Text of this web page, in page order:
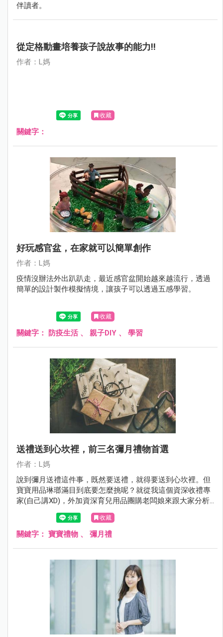
伴讀者。
從定格動畫培養孩子說故事的能力!!
作者：L媽
收藏
關鍵字：
好玩感官盆，在家就可以簡單創作
作者：L媽
疫情沒辦法外出趴趴走，最近感官盆開始越來越流行，透過
簡單的設計製作模擬情境，讓孩子可以透過五感學習。
收藏
關鍵字： 防疫生活、 親子DIY 、 學習
送禮送到心坎裡，前三名彌月禮物首選
作者：L媽
說到彌月送禮這件事，既然要送禮，就得要送到心坎裡。但
寶寶用品琳瑯滿目到底要怎麼挑呢？就從我這個資深收禮專
家(自己講XD)，外加資深育兒用品團購老闆娘來跟大家分析
一下吧！好的禮物可以增進關係，不管用多久，讓對方看到
您的禮物就會心存感激。不好的禮物，除了會增加對方的困
擾，還有可能損害寶寶健康呢！
收藏
關鍵字： 寶寶禮物 、 彌月禮